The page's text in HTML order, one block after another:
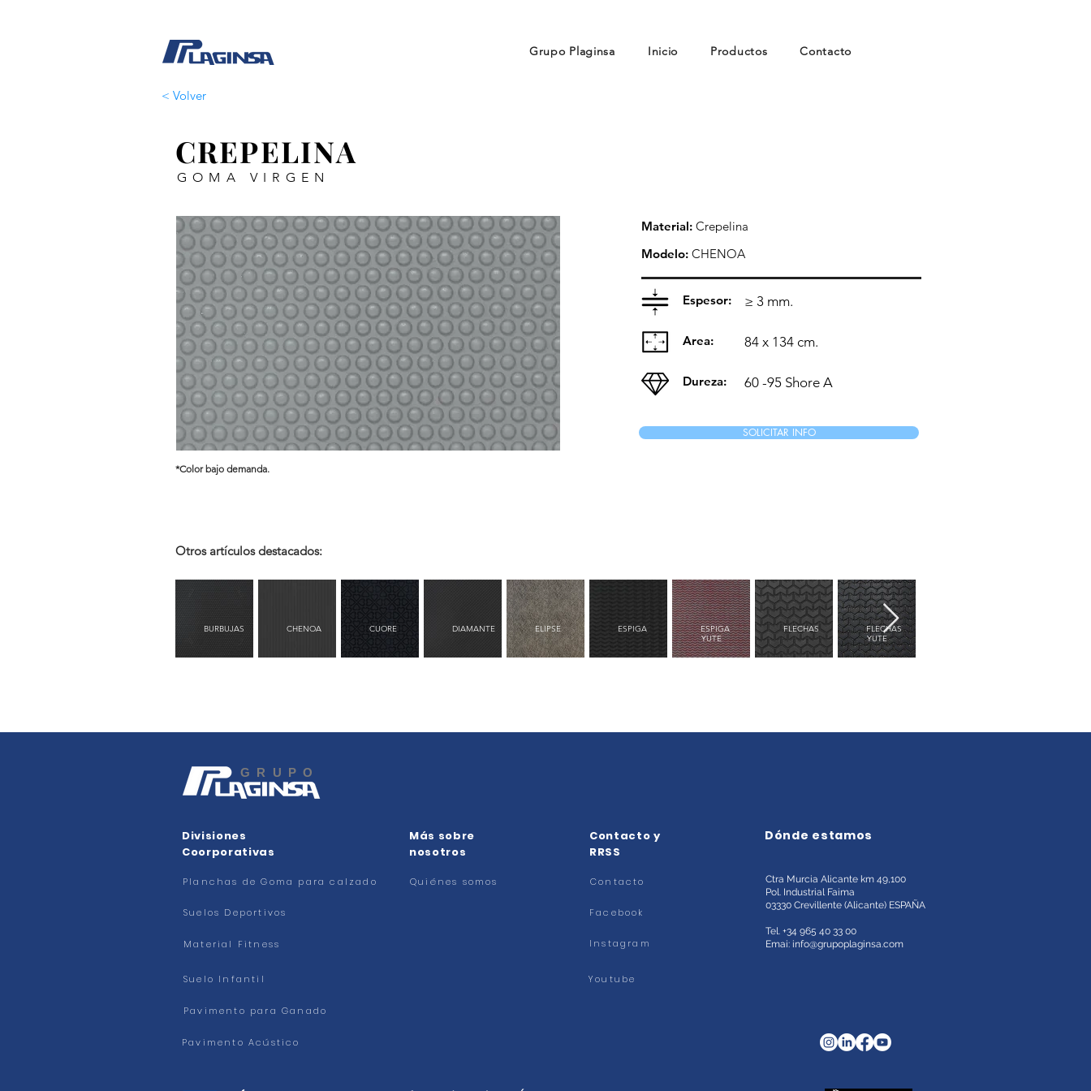
Grupo Plaginsa Inicio Productos Contacto
< Volver
CREPELINA
GOMA VIRGEN
Material: Crepelina
Espesor:
Area:
Dureza:
≥ 3 mm.
84 x 134 cm.
60 -95 Shore A
Modelo: CHENOA
SOLICITAR INFO
*Color bajo demanda.
Otros artículos destacados:
BURBUJAS CHENOA CUORE DIAMANTE ELIPSE ESPIGA
ESPIGA
YUTE
FLECHAS
FLECHAS
YUTE
GRUPO
Divisiones
Coorporativas
Planchas de Goma para calzado
Suelos Deportivos
Más sobre
nosotros
Quiénes somos
Material Fitness
Suelo Infantil
Contacto y
RRSS
Contacto
Facebook
Instagram
Dónde estamos
Ctra Murcia Alicante km 49,100
Pol. Industrial Faima
03330 Crevillente (Alicante) ESPAÑA
Tel. +34 965 40 33 00
Emai: info@grupoplaginsa.com
Youtube
Pavimento para Ganado
Pavimento Acústico